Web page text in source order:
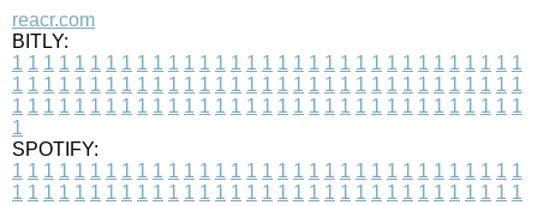
reacr.com
BITLY:
1 1 1 1 1 1 1 1 1 1 1 1 1 1 1 1 1 1 1 1 1 1 1 1 1 1 1 1 1 1 1 1 1
1 1 1 1 1 1 1 1 1 1 1 1 1 1 1 1 1 1 1 1 1 1 1 1 1 1 1 1 1 1 1 1 1
1 1 1 1 1 1 1 1 1 1 1 1 1 1 1 1 1 1 1 1 1 1 1 1 1 1 1 1 1 1 1 1 1
1
SPOTIFY:
1 1 1 1 1 1 1 1 1 1 1 1 1 1 1 1 1 1 1 1 1 1 1 1 1 1 1 1 1 1 1 1 1
1 1 1 1 1 1 1 1 1 1 1 1 1 1 1 1 1 1 1 1 1 1 1 1 1 1 1 1 1 1 1 1 1